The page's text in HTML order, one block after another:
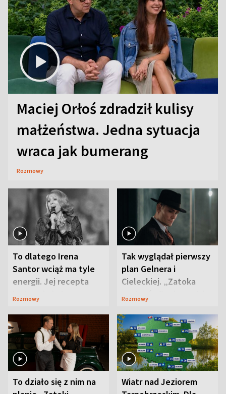
Maciej Orłoś zdradził kulisy
małżeństwa. Jedna sytuacja
wraca jak bumerang
Rozmowy
To dlatego Irena
Santor wciąż ma tyle
energii. Jej recepta
jest zaskakująco
Rozmowy
Tak wyglądał pierwszy
plan Gelnera i
Cieleckiej. „Zatoka
szpiegów” od razu ich
Rozmowy
To działo się z nim na
Wiatr nad Jeziorem